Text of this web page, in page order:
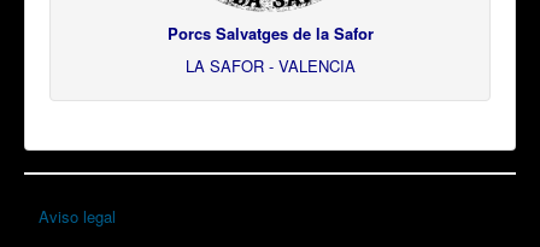
Porcs Salvatges de la Safor
LA SAFOR - VALENCIA
Aviso legal